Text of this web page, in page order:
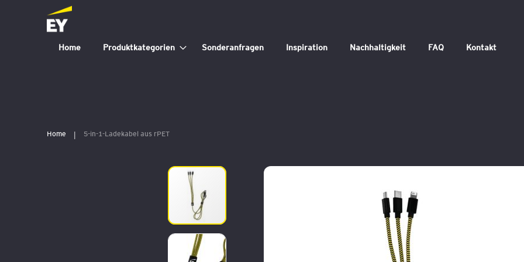
Home Produktkategorien Sonderanfragen Inspiration Nachhaltigkeit FAQ Kontakt
Home 5-in-1-Ladekabel aus rPET
Zum
Bildergalerie
springen